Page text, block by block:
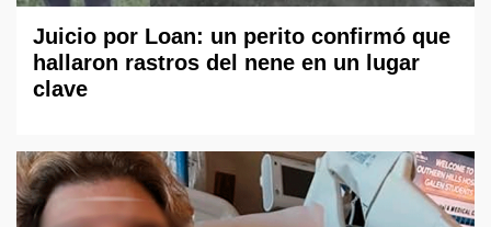
Juicio por Loan: un perito confirmó que
hallaron rastros del nene en un lugar
clave